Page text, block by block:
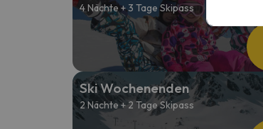
4 Nächte + 3 Tage Skipass
Ski Wochenenden
2 Nächte + 2 Tage Skipass